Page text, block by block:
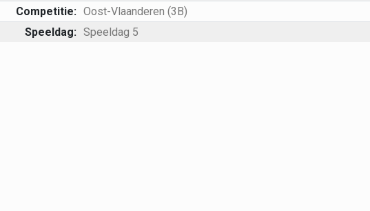
Competitie: Oost-Vlaanderen (3B)
Speeldag: Speeldag 5